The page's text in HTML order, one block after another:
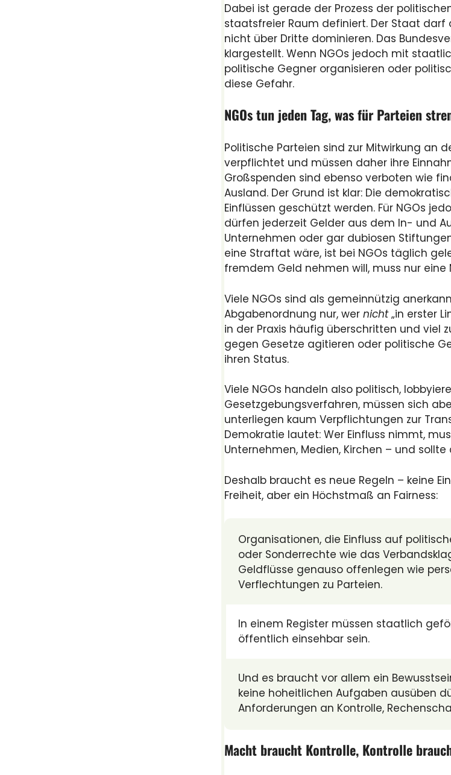
Dabei ist gerade der Prozess der
staatsfreier Raum definiert. Der Staat
nicht über Dritte dominieren. Das
klargestellt. Wenn NGOs jedoch mit
politische Gegner organisieren oder
diese Gefahr.
NGOs tun jeden Tag, was für Parteien
Politische Parteien sind zur Mitwirkung an
verpflichtet und müssen daher ihre
Großspenden sind ebenso verboten wie
Ausland. Der Grund ist klar: Die
Einflüssen geschützt werden. Für NGOs
dürfen jederzeit Gelder aus dem In- und
Unternehmen oder gar dubiosen
eine Straftat wäre, ist bei NGOs täglich
fremdem Geld nehmen will, muss nur eine
Viele NGOs sind als gemeinnützig
Abgabenordnung nur, wer nicht„in erster
in der Praxis häufig überschritten und viel
gegen Gesetze agitieren oder politische
ihren Status.
Viele NGOs handeln also politisch,
Gesetzgebungsverfahren, müssen sich
unterliegen kaum Verpflichtungen zur
Demokratie lautet: Wer Einfluss nimmt,
Unternehmen, Medien, Kirchen – und
Deshalb braucht es neue Regeln – keine
Freiheit, aber ein Höchstmaß an Fairness:
Organisationen, die Einfluss auf
oder Sonderrechte wie das
Geldflüsse genauso offenlegen wie
Verflechtungen zu Parteien.
In einem Register müssen staatlich
öffentlich einsehbar sein.
Und es braucht vor allem ein
keine hoheitlichen Aufgaben ausüben
Anforderungen an Kontrolle,
Macht braucht Kontrolle, Kontrolle